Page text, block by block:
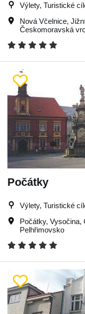
Výlety, Turistické
Nová Včelnice,
Českomoravská
Počátky
Výlety, Turistické
Počátky, Vysočina,
Pelhřimovsko